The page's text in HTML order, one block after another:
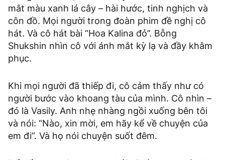
mắt màu xanh lá cây – hài hước, tinh nghịch và
côn đồ. Mọi người trong đoàn phim đề nghị cô
hát. Và cô hát bài “Hoa Kalina đỏ’’. Bỗng
Shukshin nhìn cô với ánh mắt kỳ lạ và đầy khâm
phục.
Khi mọi người đã thiếp đi, cô cảm thấy như có
người bước vào khoang tàu của mình. Cô nhìn –
đó là Vasily. Anh nhẹ nhàng ngồi xuống bên tôi
và nói: “Nào, xin mời, em hãy kể về chuyện của
em đi”. Và họ nói chuyện suốt đêm.